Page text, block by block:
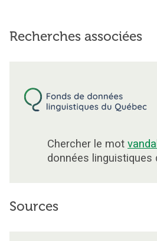
Recherches associées
Chercher le mot
données linguistiques
Sources